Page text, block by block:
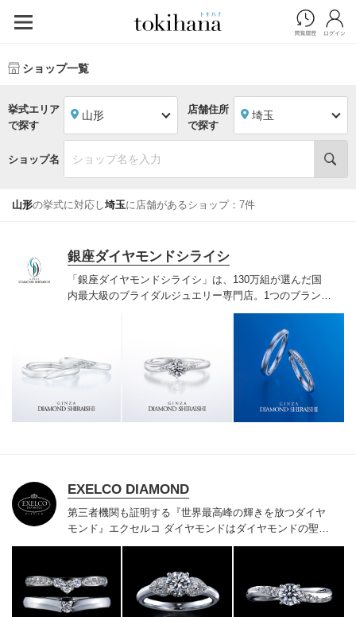
ショップ一覧
挙式エリア
で探す
山形
店舗住所
で探す
埼玉
ショップ名
山形の挙式に対応し埼玉に店舗があるショップ：7件
銀座ダイヤモンドシライシ
「銀座ダイヤモンドシライシ」は、130万組が選んだ国
内最大級のブライダルジュエリー専門店。1つのブランド
では国内最大級の700種類以上の豊富なデザインを取り
揃え、ふたりの「似合う」と「好き」を同時に叶えた満
足の選択ができる指輪をご提案しています。多くのお客
様にご満足いただけている、一生身に着けるための指輪
のクオリティや購入後のアフターサービスをぜひ一度店
頭でお確かめください。
EXELCO DIAMOND
第三者機関も証明する『世界最高峰の輝きを放つダイヤ
モンド』 エクセルコ ダイヤモンドはダイヤモンドの聖地
ベルギー発祥で200年以上の歴史がある真のカッターズ
門店としてリングのデザインや品質にもこだわっていま
す。おふたりに本物の輝きを一生身に着けていただきた
い想いで「ヴァージン・ダイヤモンド」「ハードプラチ